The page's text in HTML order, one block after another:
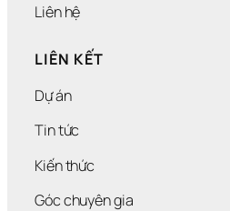
Liên hệ
LIÊN KẾT
Dự án
Tin tức
Kiến thức
Góc chuyên gia